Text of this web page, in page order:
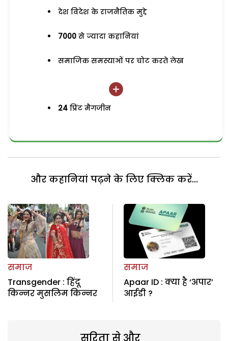
देश विदेश के राजनैतिक मुद्दे
7000 से ज्यादा कहानियां
समाजिक समस्याओं पर चोट करते लेख
24 प्रिंट मैगजीन
और कहानियां पढ़ने के लिए क्लिक करें...
समाज
Transgender : हिंदू
किन्नर मुसलिम किन्नर
समाज
Apaar ID : क्या है ‘अपार’
आईडी ?
सरिता से और